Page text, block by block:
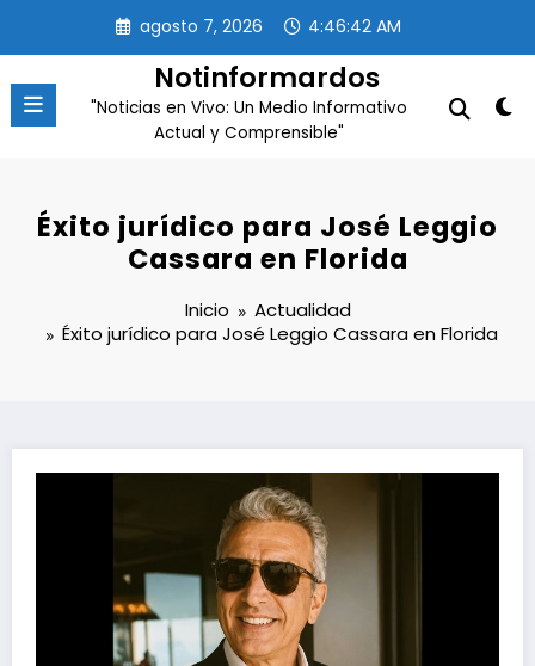
contenido
agosto 7, 2026 4:46:43 AM
Notinformardos
"Noticias en Vivo: Un Medio Informativo
Actual y Comprensible"
Éxito jurídico para José Leggio
Cassara en Florida
Inicio
Actualidad
Éxito jurídico para José Leggio Cassara en Florida